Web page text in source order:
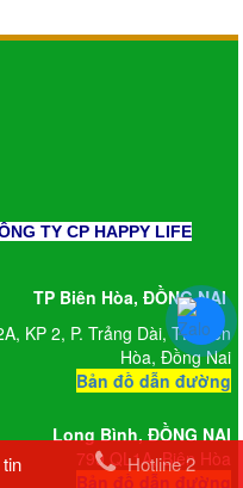
TY CP HAPPY LIFE
TP Biên Hòa, ĐỒNG NAI
KP 2, P. Trảng Dài, TP Biên
Hòa, Đồng Nai
Bản đồ dẫn đường
Long Bình,ĐỒNG NAI
799 QL1A, Biên Hòa
Bản đồ dẫn đường
Hotline 2